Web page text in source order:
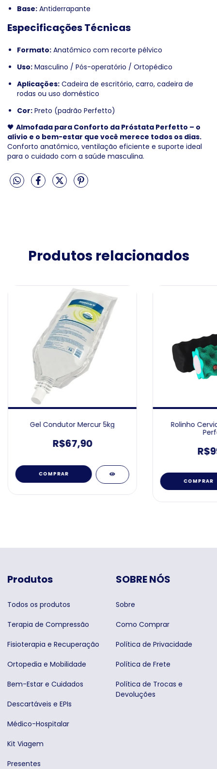
Base: Antiderrapante
Especificações Técnicas
Formato: Anatômico com recorte pélvico
Uso: Masculino / Pós-operatório / Ortopédico
Aplicações: Cadeira de escritório, carro, cadeira de
rodas ou uso doméstico
Cor: Preto (padrão Perfetto)
🖤 Almofada para Conforto da Próstata Perfetto – o
alívio e o bem-estar que você merece todos os dias.
Conforto anatômico, ventilação eficiente e suporte ideal
para o cuidado com a saúde masculina.
Produtos relacionados
Gel Condutor Mercur 5kg
R$67,90
COMPRAR
Rolinho
COMPRAR
Produtos
Todos os produtos
Terapia de Compressão
Fisioterapia e Recuperação
Ortopedia e Mobilidade
Bem-Estar e Cuidados
Descartáveis e EPIs
Médico-Hospitalar
Kit Viagem
Presentes
SOBRE NÓS
Sobre
Como Comprar
Política de Privacidade
Política de Frete
Política de Trocas e
Devoluções